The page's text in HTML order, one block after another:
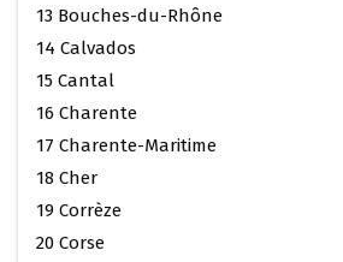
13 Bouches-du-Rhône
14 Calvados
15 Cantal
16 Charente
17 Charente-Maritime
18 Cher
19 Corrèze
20 Corse